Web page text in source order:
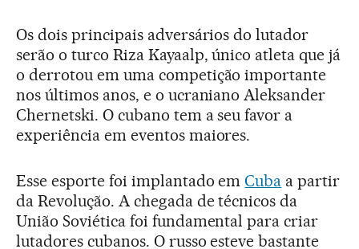
Os dois principais adversários do lutador
serão o turco Riza Kayaalp, único atleta que já
o derrotou em uma competição importante
nos últimos anos, e o ucraniano Aleksander
Chernetski. O cubano tem a seu favor a
experiência em eventos maiores.
Esse esporte foi implantado emCuba a partir
da Revolução. A chegada de técnicos da
União Soviética foi fundamental para criar
lutadores cubanos. O russo esteve bastante